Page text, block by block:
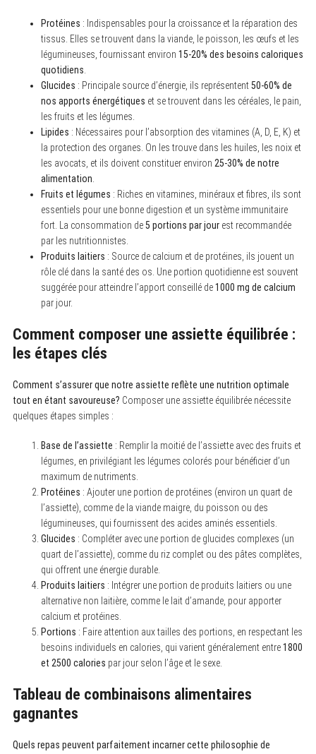
Protéines : Indispensables pour la croissance et la réparation des
tissus. Elles se trouvent dans la viande, le poisson, les œufs et les
légumineuses, fournissant environ 15-20% des besoins caloriques
quotidiens
Glucides : Principale source d’énergie, ils représentent50-60% de
nos apports énergétiques et se trouvent dans les céréales, le pain,
les fruits et les légumes.
Lipides : Nécessaires pour l’absorption des vitamines (A, D, E, K) et
la protection des organes. On les trouve dans les huiles, les noix et
les avocats, et ils doivent constituer environ 25-30% de notre
alimentation
Fruits et légumes : Riches en vitamines, minéraux et fibres, ils sont
essentiels pour une bonne digestion et un système immunitaire
fort. La consommation de5 portions par jourest recommandée
par les nutritionnistes.
Produits laitiers : Source de calcium et de protéines, ils jouent un
rôle clé dans la santé des os. Une portion quotidienne est souvent
suggérée pour atteindre l’apport conseillé de1000 mg de calcium
par jour.
Comment composer une assiette équilibrée :
les étapes clés
Comment s’assurer que notre assiette reflète une nutrition optimale
tout en étant savoureuse? Composer une assiette équilibrée nécessite
quelques étapes simples :
Base de l’assiette : Remplir la moitié de l’assiette avec des fruits et
légumes, en privilégiant les légumes colorés pour bénéficier d’un
maximum de nutriments.
Protéines : Ajouter une portion de protéines (environ un quart de
l’assiette), comme de la viande maigre, du poisson ou des
légumineuses, qui fournissent des acides aminés essentiels.
Glucides : Compléter avec une portion de glucides complexes (un
quart de l’assiette), comme du riz complet ou des pâtes complètes,
qui offrent une énergie durable.
Produits laitiers : Intégrer une portion de produits laitiers ou une
alternative non laitière, comme le lait d’amande, pour apporter
calcium et protéines.
Portions : Faire attention aux tailles des portions, en respectant les
besoins individuels en calories, qui varient généralement entre1800
et 2500 calories par jour selon l’âge et le sexe.
Tableau de combinaisons alimentaires
gagnantes
Quels repas peuvent parfaitement incarner cette philosophie de
S